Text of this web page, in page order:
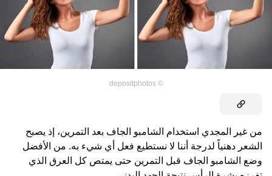
©
depositphotos
من غير المجدي استخدام الشامبو الجاف بعد التمرين، إذ يصبح
الشعر دهنياً لدرجة أننا لا نستطيع فعل أي شيء به. من الأفضل
وضع الشامبو الجاف قبل التمرين حتى يمتص كل العرق الذي